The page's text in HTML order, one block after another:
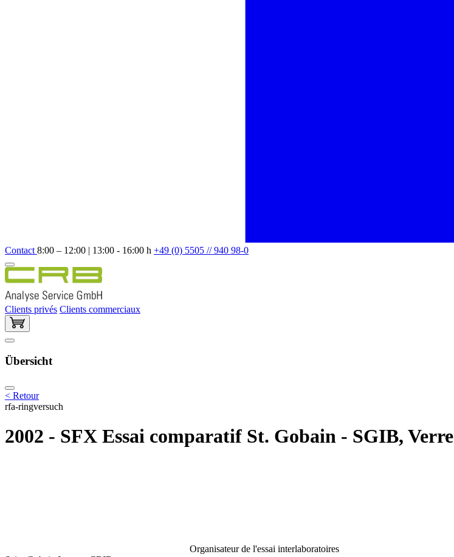
Contact 8:00 – 12:00 | 13:00 - 16:00 h +49 (0) 5505 // 940 98-0
Clients privés Clients commerciaux
Übersicht
< Retour
rfa-ringversuch
2002 - SFX Essai comparatif St. Gobain - SGIB, Verre
Organisateur de l'essai interlaboratoires